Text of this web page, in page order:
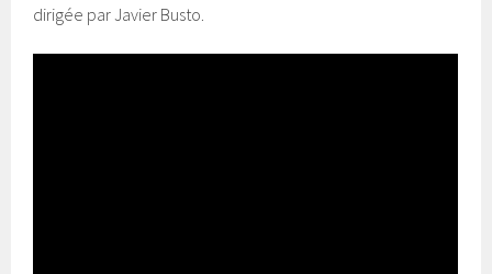
dirigée par Javier Busto.